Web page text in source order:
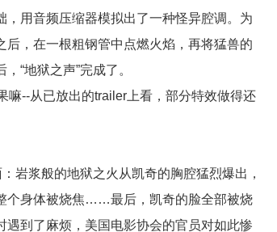
用音频压缩器模拟出了一种怪异腔调。为
，在一根粗钢管中点燃火焰，再将猛兽的
“地狱之声”完成了。
--从已放出的trailer上看，部分特效做得还
浆般的地狱之火从凯奇的胸腔猛烈爆出，
个身体被烧焦……最后，凯奇的脸全部被烧
到了麻烦，美国电影协会的官员对如此惨